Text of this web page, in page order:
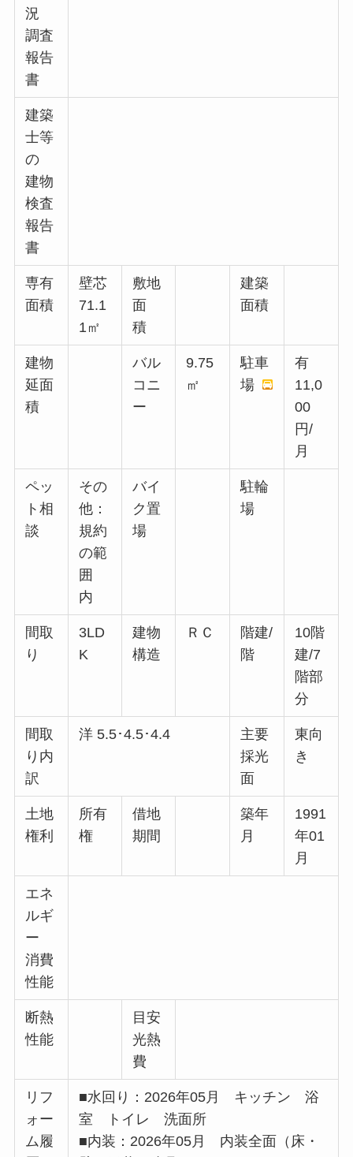
況
調査
報告
書
建築
士等
の
建物
検査
報告
書
専有
面積
壁芯
71.1
1㎡
敷地
面
積
建築
面積
建物
延面
積
バル
コニ
ー
9.75
㎡
駐車
場
有
11,0
00
円/
月
ペッ
ト相
談
その
他：
規約
の範
囲
内
バイ
ク置
場
駐輪
場
間取
り
3LD
K
建物
構造
ＲＣ
階建/
階
10階
建/7
階部
分
間取
り内
訳
洋 5.5･4.5･4.4
主要
採光
面
東向
き
土地
権利
所有
権
借地
期間
築年
月
1991
年01
月
エネ
ルギ
ー
消費
性能
断熱
性能
目安
光熱
費
リフ
ォー
ム履
■水回り：2026年05月 キッチン 浴
室 トイレ 洗面所
■内装：2026年05月 内装全面（床・